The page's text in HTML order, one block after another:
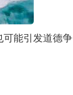
能引发道德争